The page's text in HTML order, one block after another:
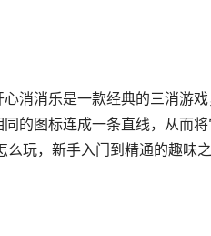
消消乐是一款经典的三消游
的图标连成一条直线，从而
玩，新手入门到精通的趣味